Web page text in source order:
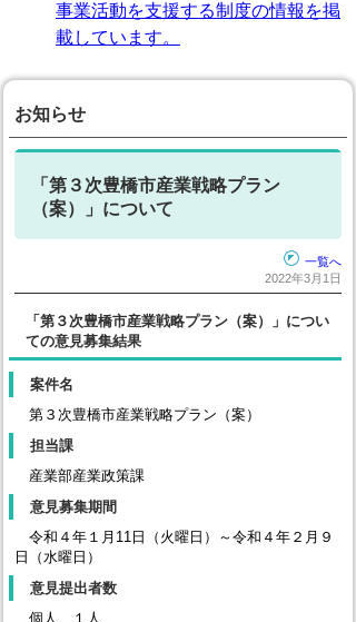
事業活動を支援する制度の情報を掲
載しています。
お知らせ
「第３次豊橋市産業戦略プラン
（案）」について
一覧へ
2022年3月1日
「第３次豊橋市産業戦略プラン（案）」につい
ての意見募集結果
案件名
第３次豊橋市産業戦略プラン（案）
担当課
産業部産業政策課
意見募集期間
令和４年１月11日（火曜日）～令和４年２月９
日（水曜日）
意見提出者数
個人 １人